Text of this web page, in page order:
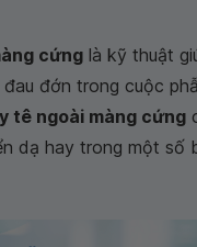
cứng là kỹ thuật
đớn trong cuộc
tê ngoài màng cứng
dạ hay trong một số